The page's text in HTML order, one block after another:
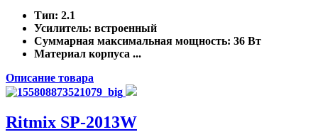
Тип: 2.1
Усилитель: встроенный
Суммарная максимальная мощность: 36 Вт
Материал корпуса ...
Описание товара
Ritmix SP-2013W